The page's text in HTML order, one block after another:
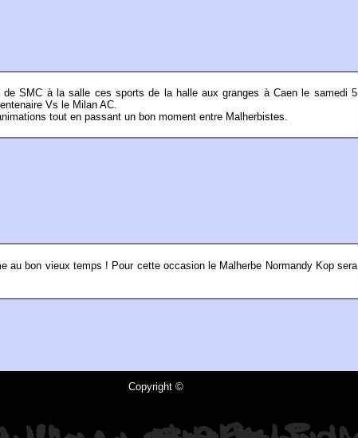
de SMC à la salle ces sports de la halle aux granges à Caen le samedi 5
Vs le Milan AC.
tout en passant un bon moment entre Malherbistes.
au bon vieux temps ! Pour cette occasion le Malherbe Normandy Kop sera
Copyright ©